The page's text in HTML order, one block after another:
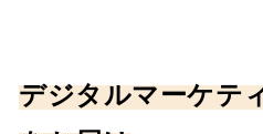
デジタルマーケテ